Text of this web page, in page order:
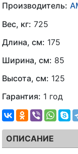
Производитель:
Вес, кг: 725
Длина, см: 175
Ширина, см: 85
Высота, см: 125
Гарантия: 1 год
ОПИСАНИЕ